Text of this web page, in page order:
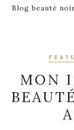
Blog beauté
MON